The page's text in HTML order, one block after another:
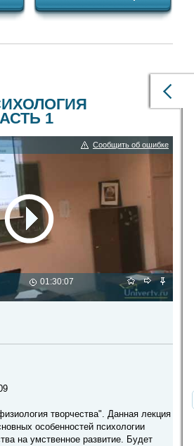
1
Сообщить об ошибке
01:30:07
творчества". Данная лекция
особенностей психологии
на умственное развитие. Будет